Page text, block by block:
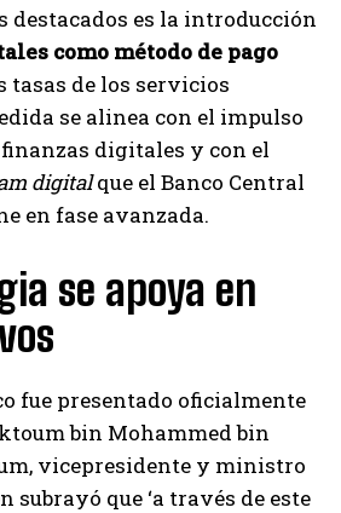
destacados es la introducción
como método de pago
tasas de los servicios
se alinea con el impulso
digitales y con el
digitalque el Banco Central
en fase avanzada.
se apoya en
fue presentado oficialmente
bin Mohammed bin
vicepresidente y ministro
subrayó que ‘a través de este